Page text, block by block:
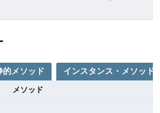
的メソッド インスタンス・メソッド
メソッド